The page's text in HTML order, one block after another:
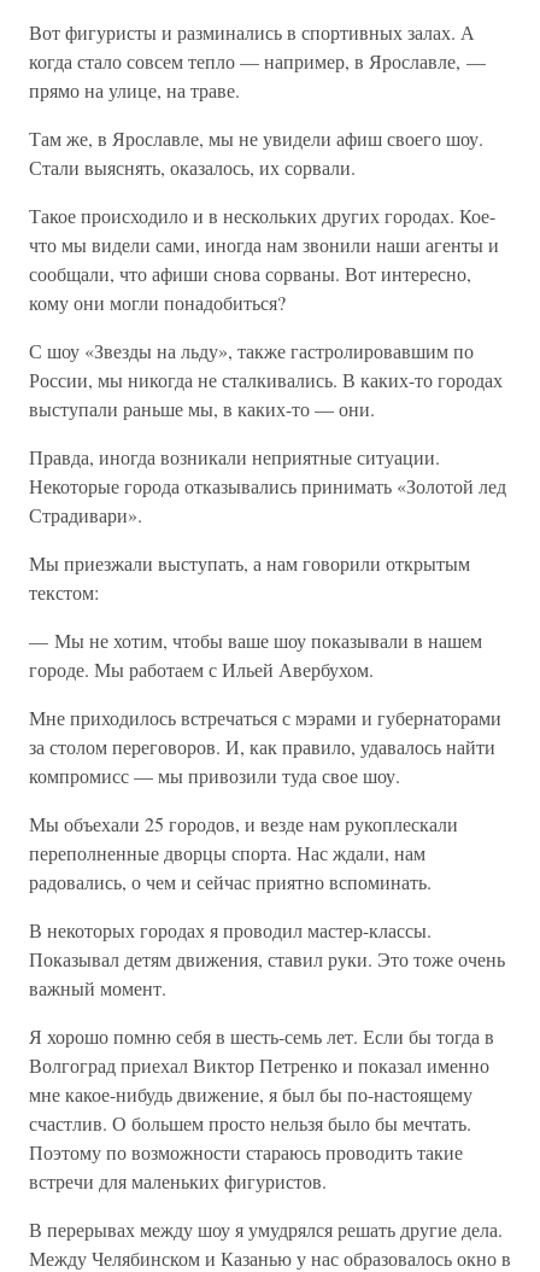
Вот фигуристы и разминались в спортивных залах. А
когда стало совсем тепло — например, в Ярославле, —
прямо на улице, на траве.
Там же, в Ярославле, мы не увидели афиш своего шоу.
Стали выяснять, оказалось, их сорвали.
Такое происходило и в нескольких других городах. Кое-
что мы видели сами, иногда нам звонили наши агенты и
сообщали, что афиши снова сорваны. Вот интересно,
кому они могли понадобиться?
С шоу «Звезды на льду», также гастролировавшим по
России, мы никогда не сталкивались. В каких-то городах
выступали раньше мы, в каких-то — они.
Правда, иногда возникали неприятные ситуации.
Некоторые города отказывались принимать «Золотой лед
Страдивари».
Мы приезжали выступать, а нам говорили открытым
текстом:
— Мы не хотим, чтобы ваше шоу показывали в нашем
городе. Мы работаем с Ильей Авербухом.
Мне приходилось встречаться с мэрами и губернаторами
за столом переговоров. И, как правило, удавалось найти
компромисс — мы привозили туда свое шоу.
Мы объехали 25 городов, и везде нам рукоплескали
переполненные дворцы спорта. Нас ждали, нам
радовались, о чем и сейчас приятно вспоминать.
В некоторых городах я проводил мастер-классы.
Показывал детям движения, ставил руки. Это тоже очень
важный момент.
Я хорошо помню себя в шесть-семь лет. Если бы тогда в
Волгоград приехал Виктор Петренко и показал именно
мне какое-нибудь движение, я был бы по-настоящему
счастлив. О большем просто нельзя было бы мечтать.
Поэтому по возможности стараюсь проводить такие
встречи для маленьких фигуристов.
В перерывах между шоу я умудрялся решать другие дела.
Между Челябинском и Казанью у нас образовалось окно в